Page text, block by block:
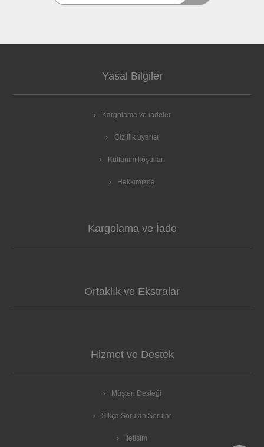
Yasal Bilgiler
Kargolama ve iadeler
Gizlilik uyarısı
Kullanım koşulları
Hakkımızda
Kargolama ve İade
Ortaklık ve Ekstralar
Hizmet ve Destek
Müşteri Desteği
Sıkça Sorulan Sorular
İletişim